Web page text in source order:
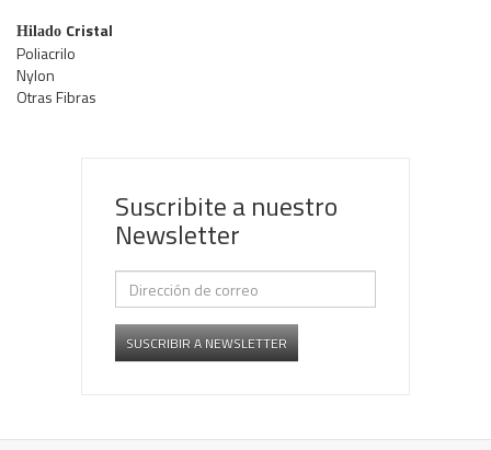
Hilado Cristal
Poliacrilo
Nylon
Otras Fibras
Suscribite a nuestro
Newsletter
SUSCRIBIR A NEWSLETTER